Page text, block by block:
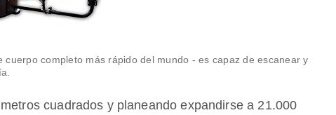
cuerpo completo más rápido del mundo - es capaz de escanear y
cuadrados y planeando expandirse a 21.000